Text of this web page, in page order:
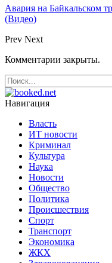
Авария на Байкальском
(Видео)
Prev Next
Комментарии закрыты.
Навигация
Власть
ИТ новости
Криминал
Культура
Наука
Новости
Общество
Политика
Происшествия
Спорт
Транспорт
Экономика
ЖКХ